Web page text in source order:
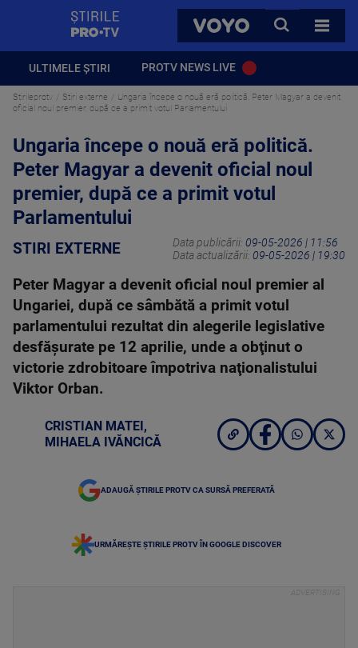
VOYO
CAUTA
TOATE
ULTIMELE ȘTIRI PROTV NEWS LIVE
Stirileprotv Stiri externe
Ungaria începe o nouă eră politică. Peter Magyar a devenit
oficial noul premier, după ce a primit votul Parlamentului
Ungaria începe o nouă eră politică.
Peter Magyar a devenit oficial noul
premier, după ce a primit votul
Parlamentului
STIRI EXTERNE Data publicării: 09-05-2026 | 11:56
Data actualizării: 09-05-2026 | 19:30
Peter Magyar a devenit oficial noul premier al
Ungariei, după ce sâmbătă a primit votul
parlamentului rezultat din alegerile legislative
desfăşurate pe 12 aprilie, unde a obţinut o
victorie zdrobitoare împotriva naţionalistului
Viktor Orban.
CRISTIAN MATEI,
MIHAELA IVĂNCICĂ
ADAUGĂ ȘTIRILE PROTV CA SURSĂ PREFERATĂ
URMĂREȘTE ȘTIRILE PROTV ÎN GOOGLE DISCOVER